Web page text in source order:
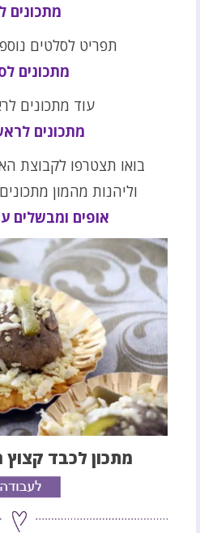
מתכונים
תפריט לסלטים
מתכונים
עוד מתכונים
מתכונים
בואו תצטרפו לקבוצת
וליהנות מהמון
אופים ומבשלים
מתכון לכבד קצוץ